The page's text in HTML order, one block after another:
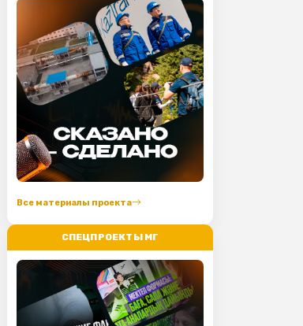
Все материалы проекта
СПЕЦПРОЕКТЫ МГ